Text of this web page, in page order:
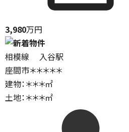
3,980万円
相模線 入谷駅
座間市＊＊＊＊＊
建物：＊＊＊㎡
土地：＊＊＊㎡